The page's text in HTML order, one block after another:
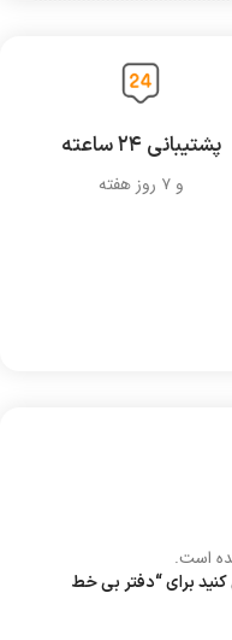
پشتیبانی ۲۴ ساعته
و ۷ روز هفته
است.
برای “دفتر بی خط